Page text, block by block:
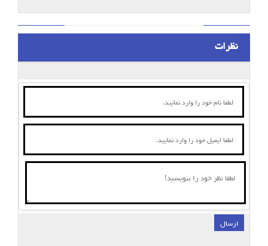
نظرات
ارسال